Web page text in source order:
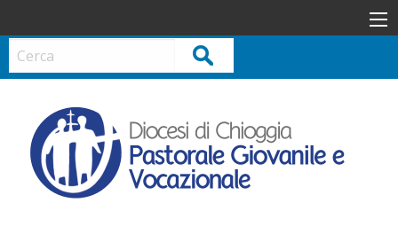
k
p
Cerca